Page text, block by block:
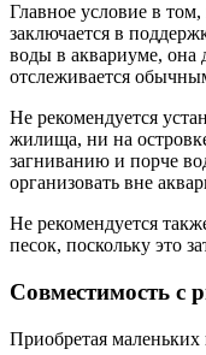
Главное условие в
заключается в
воды в аквариуме, она
отслеживается
Не рекомендуется
жилища, ни на
загниванию и порче
организовать вне
Не рекомендуется
песок, поскольку это
Совместимость с
Приобретая